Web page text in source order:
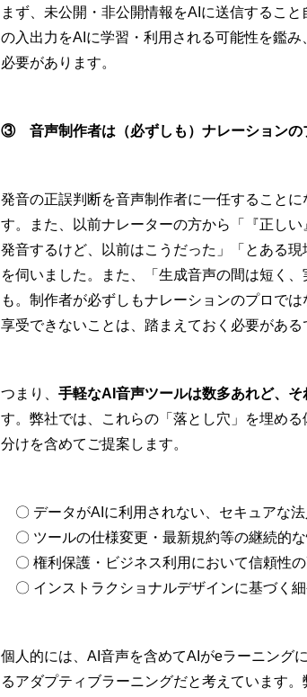
まず、未公開・非公開情報をAIに送信するこ
の入出力をAIに学習・利用される可能性を鑑
必要があります。
③音声制作者は（必ずしも）ナレーションの
発音の正誤判断を音声制作者に一任すること
す。また、以前ナレーターの方から「『正し
発音するけど、以前はこうだった」「とある
を伺いました。また、「生成音声の間は短く
も。制作者が必ずしもナレーションのプロで
享受できないことは、踏まえておく必要がある
つまり、 手軽なAI音声ツールは数多あれど、
す。弊社では、これらの「落とし穴」を埋め
分けを含めてご提案します。
〇 データがAIに利用されない、セキュアな
〇 ツールの仕様変更・最新規約等の継続的な
〇 権利保護・ビジネス利用において信頼性
〇 インストラクショナルデザインに基づく
個人的には、AI音声を含めてAIがeラーニング
るアダプティブラーニングだと考えています。